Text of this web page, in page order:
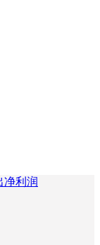
净利润